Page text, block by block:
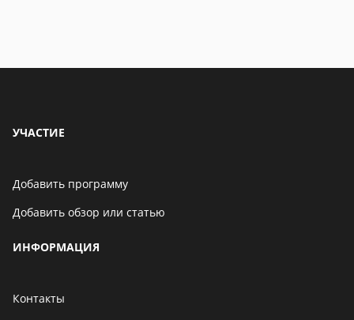
УЧАСТИЕ
Добавить программу
Добавить обзор или статью
ИНФОРМАЦИЯ
Контакты